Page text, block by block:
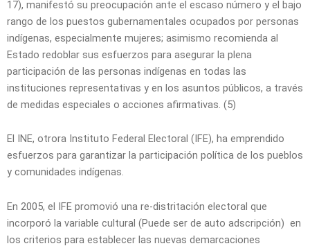
17), manifestó su preocupación ante el escaso número y el bajo
rango de los puestos gubernamentales ocupados por personas
indígenas, especialmente mujeres; asimismo recomienda al
Estado redoblar sus esfuerzos para asegurar la plena
participación de las personas indígenas en todas las
instituciones representativas y en los asuntos públicos, a través
de medidas especiales o acciones afirmativas. (5)
El INE, otrora Instituto Federal Electoral (IFE), ha emprendido
esfuerzos para garantizar la participación política de los pueblos
y comunidades indígenas.
En 2005, el IFE promovió una re-distritación electoral que
incorporó la variable cultural (Puede ser de auto adscripción) en
los criterios para establecer las nuevas demarcaciones